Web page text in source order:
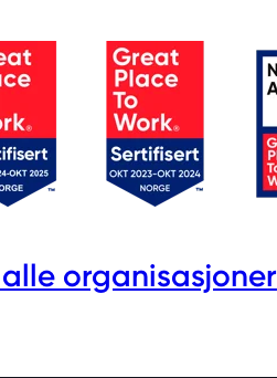
alle organisasjoner